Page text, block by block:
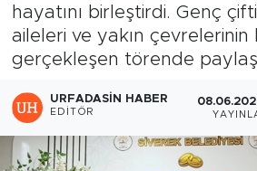
hayatını birleştirdi. Genç
aileleri ve yakın çevrelerinin
gerçekleşen törende
URFADASIN HABER
EDITÖR